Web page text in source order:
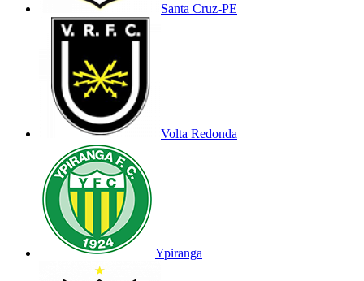
Santa Cruz-PE
Volta Redonda
Ypiranga